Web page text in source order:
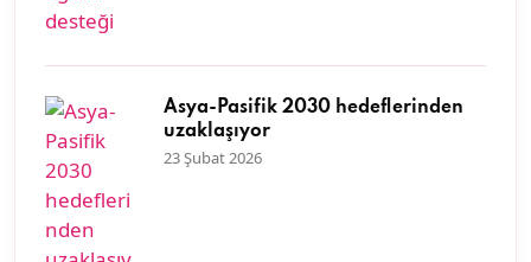
Asya-Pasifik 2030 hedeflerinden
uzaklaşıyor
23 Şubat 2026